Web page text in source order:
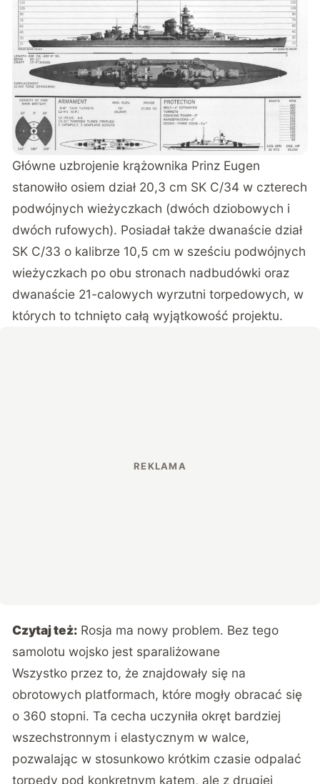
Główne uzbrojenie krążownika Prinz Eugen
stanowiło osiem dział 20,3 cm SK C/34 w czterech
podwójnych wieżyczkach (dwóch dziobowych i
dwóch rufowych). Posiadał także dwanaście dział
SK C/33 o kalibrze 10,5 cm w sześciu podwójnych
wieżyczkach po obu stronach nadbudówki oraz
dwanaście 21-calowych wyrzutni torpedowych, w
których to tchnięto całą wyjątkowość projektu.
Czytaj też: Rosja ma nowy problem. Bez tego
samolotu wojsko jest sparaliżowane
Wszystko przez to, że znajdowały się na
obrotowych platformach, które mogły obracać się
o 360 stopni. Ta cecha uczyniła okręt bardziej
wszechstronnym i elastycznym w walce,
pozwalając w stosunkowo krótkim czasie odpalać
torpedy pod konkretnym kątem, ale z drugiej